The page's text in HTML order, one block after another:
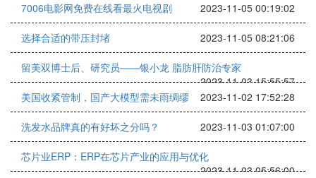
7006电影网免费在线看最火电视剧
2023-11-05 00:19:02
选择合适的带压封堵 2023-11-05 08:21:06
留美双博士后、研究员——银小龙 脂肪肝防治专家
2023-11-03 15:55:57
美国收紧管制，国产大模型需未雨绸缪
2023-11-02 17:52:28
洗发水品牌真的有好坏之分吗？ 2023-11-03 01:07:00
芯片业ERP：ERP在芯片产业的应用与优化
2023-11-03 05:56:00